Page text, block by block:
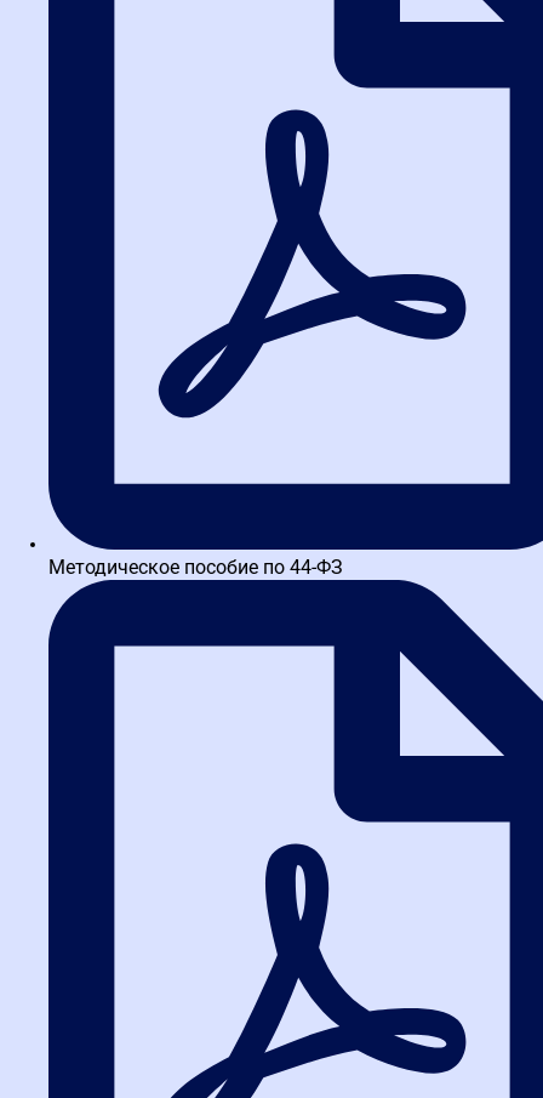
Нарушения порядка приемки по 44-ФЗ ведут к спорам с
поставщиком. Разбор сроков и алгоритма действий по
Приемка товара, работы, услуги
Приемка товара по 44-ФЗ: комплекс прав и обязанностей
сторон. Разбор оснований для отказа и практики ФАС в 2026
Реестр договоров
Внесение сведений в реестр договоров по 223-ФЗ через ЕИС
требует соблюдения сроков. Алгоритм действий и анализ
Содержание договора
Существенные условия договора по 44-ФЗ: предмет и
обязательные нормы. Практика ФАС по признанию
контракта незаключенным и алгоритм согласования в ЕИС...